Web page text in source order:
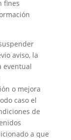
fines
aviso, la
eventual
o mejora
caso el
de
a que